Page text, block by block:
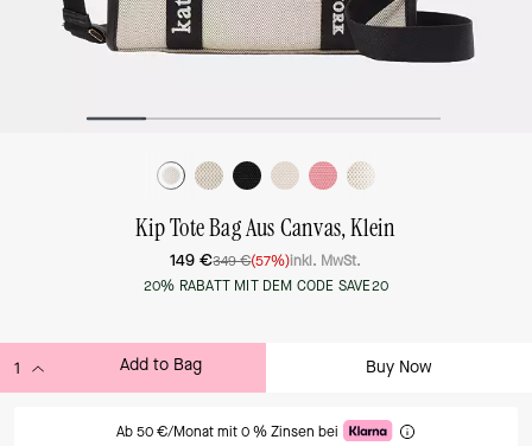
Kip Tote Bag Aus Canvas, Klein
149 €349 €(57%)inkl. MwSt.
20% RABATT MIT DEM CODE SAVE20
Add to Bag Buy Now
Ab 50 €/Monat mit 0 % Zinsen bei